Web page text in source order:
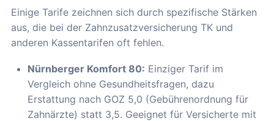
Einige Tarife zeichnen sich durch spezifische Stärken
aus, die bei der Zahnzusatzversicherung TK und
anderen Kassentarifen oft fehlen.
Nürnberger Komfort 80: Einziger Tarif im
Vergleich ohne Gesundheitsfragen, dazu
Erstattung nach GOZ 5,0 (Gebührenordnung für
Zahnärzte) statt 3,5. Geeignet für Versicherte mit